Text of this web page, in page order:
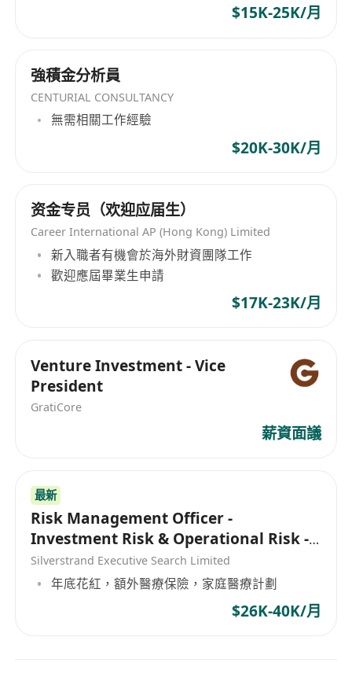
型于智慧客服和智慧審單運營場景，實現100%審單
業鏈資源，開展覆蓋全場景的產品設計，實現對產
業鏈上下游全鏈條金融服務的全覆蓋。截至2025年
12月，供金平臺入駐供應商5549家，累計服務鏈上
首惠產融深刻領悟新質生產力的發展要求，堅持把
上，積極推動商業模式創新，提高價值創造能力，
持續釋放公司經營效益，致力於為股東創造長期價
值，讓投資人獲得豐厚收益。
$15K-25K/月
強積金分析員
CENTURIAL CONSULTANCY
無需相關工作經驗
$20K-30K/月
资金专员（欢迎应届生）
Career International AP (Hong Kong) Limited
新入職者有機會於海外財資團隊工作
歡迎應屆畢業生申請
$17K-23K/月
Venture Investment - Vice
President
GratiCore
薪資面議
最新
Risk Management Officer -
Investment Risk & Operational Risk -
Asset Management
Silverstrand Executive Search Limited
年底花紅，額外醫療保險，家庭醫療計劃
$26K-40K/月